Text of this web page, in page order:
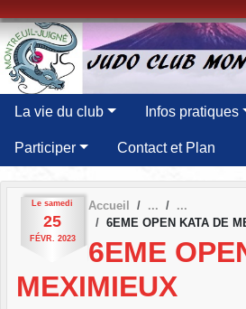
La vie du club Infos pratiques
Participer Contact et Plan
Le samedi
25
FÉVR. 2023
Accueil
6EME OPEN KATA DE
6EME
MEXIMIEUX